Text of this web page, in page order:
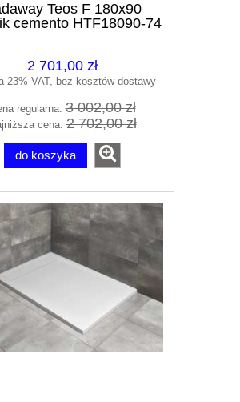
Teos F 180x90
cemento HTF18090-74
2 701,00 zł
23% VAT, bez kosztów dostawy
regularna:3 002,00 zł
cena:2 702,00 zł
do koszyka